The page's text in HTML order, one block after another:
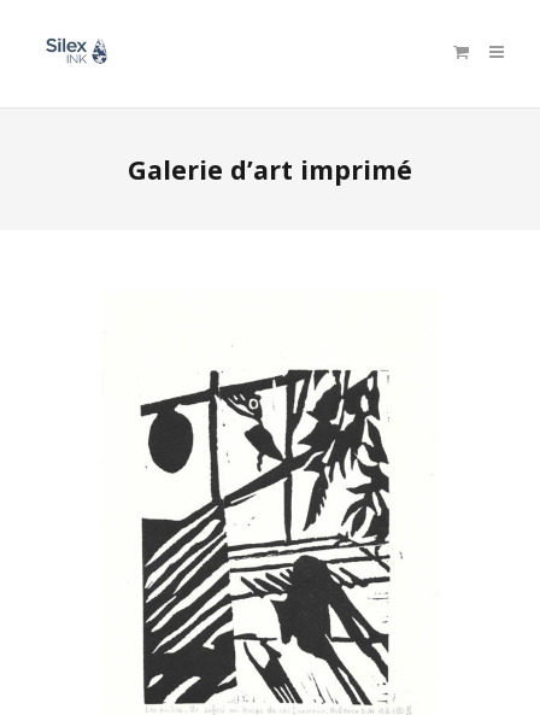
Galerie d’art imprimé